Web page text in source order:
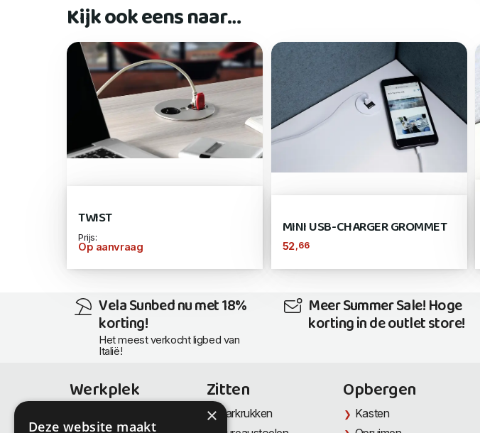
Kijk ook eens naar…
TWIST
Prijs:
Op aanvraag
MINI USB-CHARGER GROMMET
52 ,66
Vela Sunbed nu met 18%
korting!
Het meest verkocht ligbed van
Italië!
Meer Summer Sale! Hoge
korting in de outlet store!
Werkplek Zitten
Barkrukken
Opbergen
Kasten
×
Deze website maakt